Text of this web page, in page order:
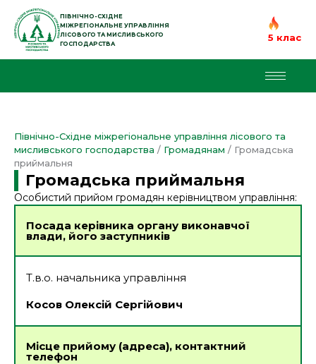
Перейти
вмісту
ПІВНІЧНО-СХІДНЕ
МІЖРЕГІОНАЛЬНЕ УПРАВЛІННЯ
ЛІСОВОГО ТА МИСЛИВСЬКОГО
ГОСПОДАРСТВА
5 клас
Північно-Східне міжрегіональне управління лісового та
мисливського господарства / Громадянам / Громадська
приймальня
Громадська приймальня
Особистий прийом громадян керівництвом управління:
Посада керівника органу виконавчої
влади, його заступників
Т.в.о. начальника управління
Косов Олексій Сергійович
Місце прийому (адреса), контактний
телефон